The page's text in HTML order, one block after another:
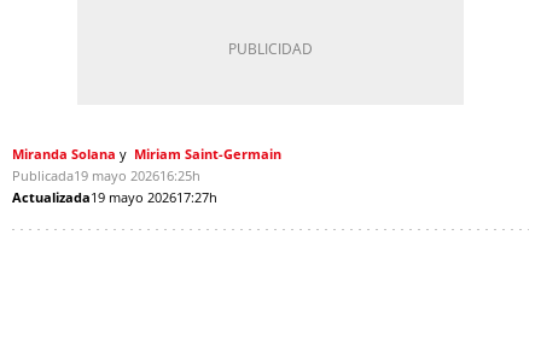
Miranda Solana
Miriam Saint-Germain
Publicada19 mayo 202616:25h
Actualizada19 mayo 202617:27h